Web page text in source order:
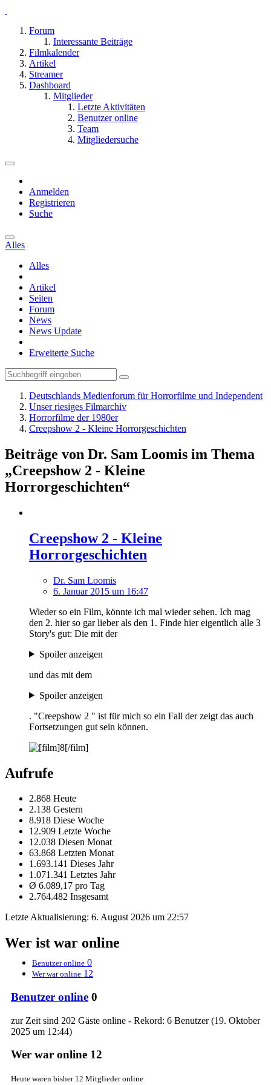
Forum
Interessante Beiträge
Filmkalender
Artikel
Streamer
Dashboard
Mitglieder
Letzte Aktivitäten
Benutzer online
Team
Mitgliedersuche
Anmelden
Registrieren
Suche
Alles
Alles
Artikel
Seiten
Forum
News
News Update
Erweiterte Suche
Deutschlands Medienforum für Horrorfilme und Independent
Unser riesiges Filmarchiv
Horrorfilme der 1980er
Creepshow 2 - Kleine Horrorgeschichten
Beiträge von Dr. Sam Loomis im Thema
„Creepshow 2 - Kleine
Horrorgeschichten“
Creepshow 2 - Kleine
Horrorgeschichten
Dr. Sam Loomis
6. Januar 2015 um 16:47
Wieder so ein Film, könnte ich mal wieder sehen. Ich mag
den 2. hier so gar lieber als den 1. Finde hier eigentlich alle 3
Story's gut: Die mit der
Spoiler anzeigen
und das mit dem
Spoiler anzeigen
. "Creepshow 2 " ist für mich so ein Fall der zeigt das auch
Fortsetzungen gut sein können.
Aufrufe
2.868 Heute
2.138 Gestern
8.918 Diese Woche
12.909 Letzte Woche
12.038 Diesen Monat
63.868 Letzten Monat
1.693.141 Dieses Jahr
1.071.341 Letztes Jahr
Ø 6.089,17 pro Tag
2.764.482 Insgesamt
Letzte Aktualisierung: 6. August 2026 um 22:57
Wer ist war online
Benutzer online 0
Wer war online 12
Benutzer online 0
zur Zeit sind 202 Gäste online - Rekord: 6 Benutzer (19. Oktober
2025 um 12:44)
Wer war online 12
Heute waren bisher 12 Mitglieder online